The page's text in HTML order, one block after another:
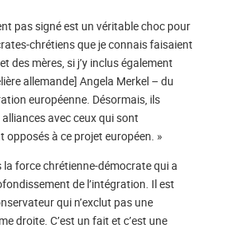
pas signé est un véritable choc pour
chrétiens que je connais faisaient
des mères, si j’y inclus également
allemande] Angela Merkel – du
européenne. Désormais, ils
alliances avec ceux qui sont
à ce projet européen. »
la force chrétienne-démocrate qui a
de l’intégration. Il est
qui n’exclut pas une
droite. C’est un fait et c’est une